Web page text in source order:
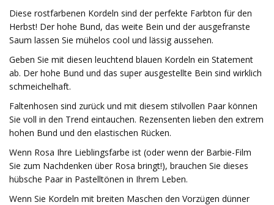
Diese rostfarbenen Kordeln sind der perfekte Farbton für den
Herbst! Der hohe Bund, das weite Bein und der ausgefranste
Saum lassen Sie mühelos cool und lässig aussehen.
Geben Sie mit diesen leuchtend blauen Kordeln ein Statement
ab. Der hohe Bund und das super ausgestellte Bein sind wirklich
schmeichelhaft.
Faltenhosen sind zurück und mit diesem stilvollen Paar können
Sie voll in den Trend eintauchen. Rezensenten lieben den extrem
hohen Bund und den elastischen Rücken.
Wenn Rosa Ihre Lieblingsfarbe ist (oder wenn der Barbie-Film
Sie zum Nachdenken über Rosa bringt!), brauchen Sie dieses
hübsche Paar in Pastelltönen in Ihrem Leben.
Wenn Sie Kordeln mit breiten Maschen den Vorzügen dünner